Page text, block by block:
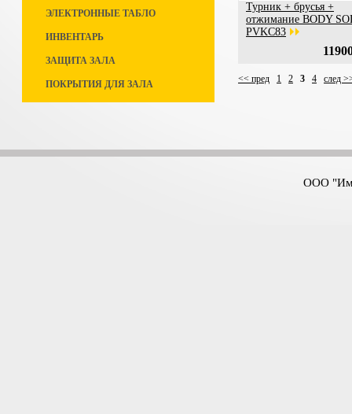
ЭЛЕКТРОННЫЕ ТАБЛО
ИНВЕНТАРЬ
ЗАЩИТА ЗАЛА
ПОКРЫТИЯ ДЛЯ ЗАЛА
Турник + брусья +
отжимание BODY
PVKC83
<< пред 1 2 3 4 след
ООО